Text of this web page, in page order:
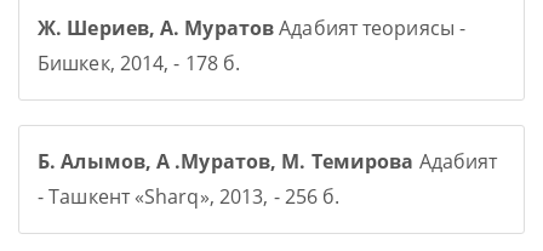
Ж. Шериев, А. МуратовАдабият теориясы -
Бишкек, 2014, - 178 б.
Б. Алымов, А .Муратов, М. Темирова Адабият
- Ташкент «Sharq», 2013, - 256 б.